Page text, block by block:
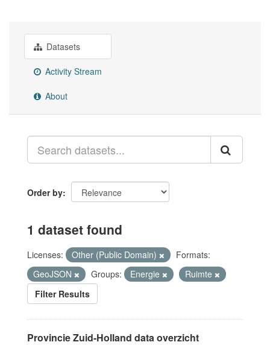
Datasets
Activity Stream
About
Order by
1 dataset found
Licenses: Other (Public Domain)
Formats:
GeoJSON
Groups: Energie
Ruimte
Filter Results
Provincie Zuid-Holland data overzicht